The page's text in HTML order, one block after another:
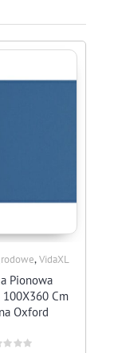
,VidaXL
Pionowa
Cm
Oxford